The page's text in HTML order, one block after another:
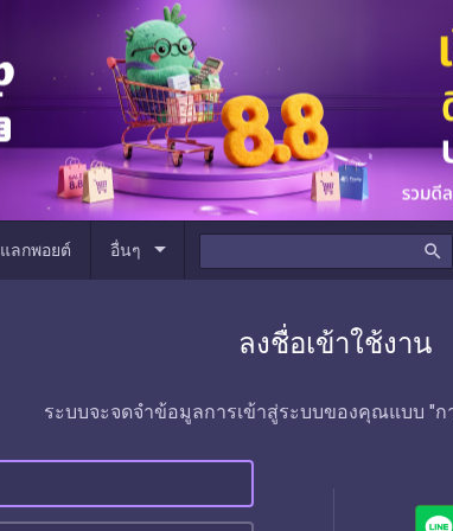
แลกพอยต์ อื่นๆ arrow_drop_down search
ลงชื่อเข้าใช้งาน
ระบบจะจดจำข้อมูลการเข้าสู่ระบบของคุณแบบ "ก